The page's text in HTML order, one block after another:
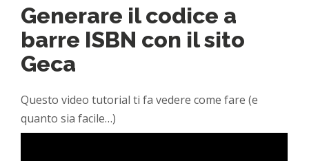
Generare il codice a
barre ISBN con il sito
Geca
Questo video tutorial ti fa vedere come fare (e
quanto sia facile…)